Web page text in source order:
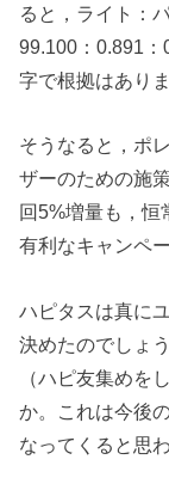
ると，ライト：
99.100：0.891
字で根拠はあり
そうなると，ポ
ザーのための施
回5%増量も，恒
有利なキャンペ
ハピタスは真に
決めたのでしょ
（ハピ友集めを
か。これは今後
なってくると思